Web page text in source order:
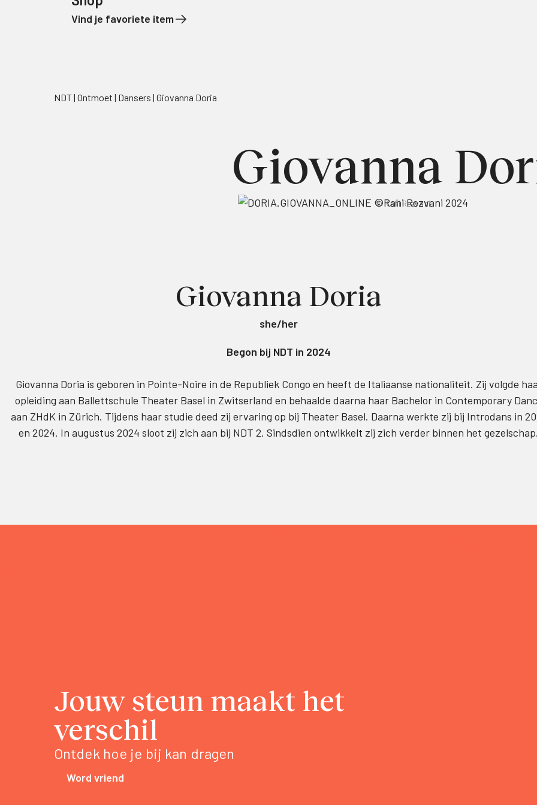
Vind je favoriete item
NDT Ontmoet Dansers Giovanna Doria
Giovanna
© Rahi Rezvani
Giovanna Doria
she/her
Begon bij NDT in 2024
Giovanna Doria is geboren in Pointe-Noire in de Republiek Congo en heeft de Italiaanse nationaliteit. Zij volgde
opleiding aan Ballettschule Theater Basel in Zwitserland en behaalde daarna haar Bachelor in Contemporary
aan ZHdK in Zürich. Tijdens haar studie deed zij ervaring op bij Theater Basel. Daarna werkte zij bij Introdans in
en 2024. In augustus 2024 sloot zij zich aan bij NDT 2. Sindsdien ontwikkelt zij zich verder binnen het gezelschap.
Jouw steun maakt het
verschil
Ontdek hoe je bij kan dragen
Word vriend